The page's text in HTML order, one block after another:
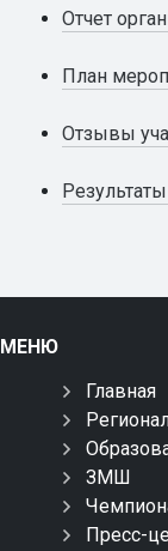
Отчет
План
Отзывы
МЕНЮ
Главная
ЗМШ
Пресс-